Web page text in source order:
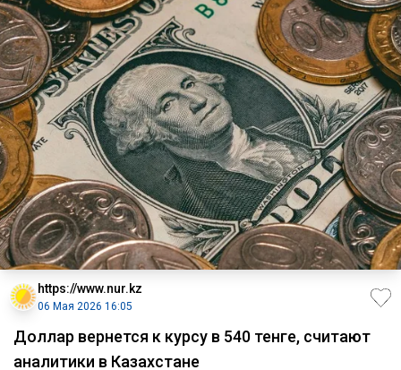
https://www.nur.kz
06 Мая 2026 16:05
Доллар вернется к курсу в 540 тенге, считают
аналитики в Казахстане